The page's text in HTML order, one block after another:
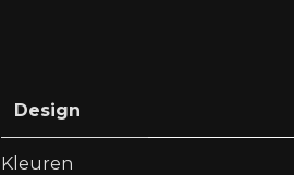
Design
Kleuren